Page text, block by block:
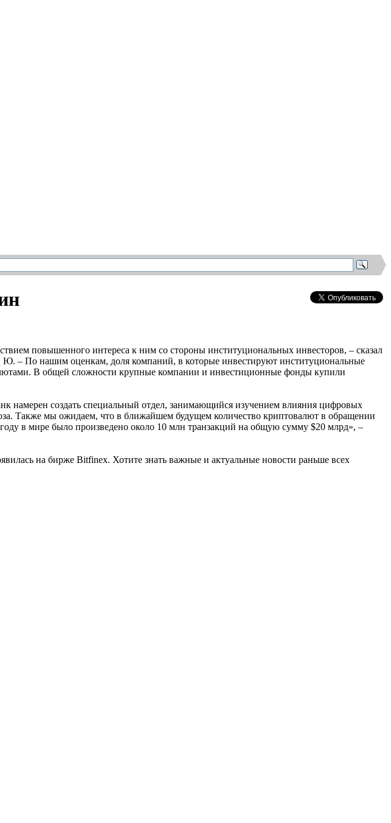
повышенного интереса к ним со стороны институциональных инвесторов, – сказал
Ю. – По нашим оценкам, доля компаний, в которые инвестируют институциональные
В общей сложности крупные компании и инвестиционные фонды купили
намерен создать специальный отдел, занимающийся изучением влияния цифровых
Также мы ожидаем, что в ближайшем будущем количество криптовалют в обращении
в мире было произведено около 10 млн транзакций на общую сумму $20 млрд», –
на бирже Bitfinex. Хотите знать важные и актуальные новости раньше всех